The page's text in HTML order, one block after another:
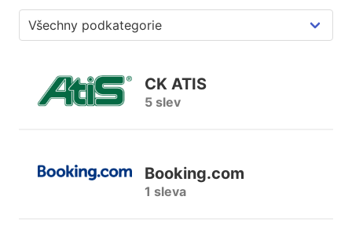
CK ATIS
5 slev
Booking.com
1 sleva